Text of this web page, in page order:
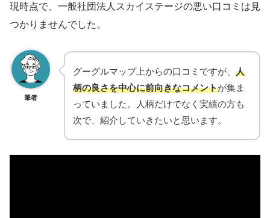
現時点で、一般社団法人スカイステージの悪い口コミは見
つかりませんでした。
筆者
グーグルマップ上からの口コミですが、 人
柄の良さを中心に前向きなコメントが集ま
っていました。人柄だけでなく実績の方も
次で、紹介していきたいと思います。